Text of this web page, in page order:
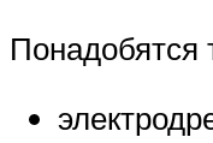
Понадобятся